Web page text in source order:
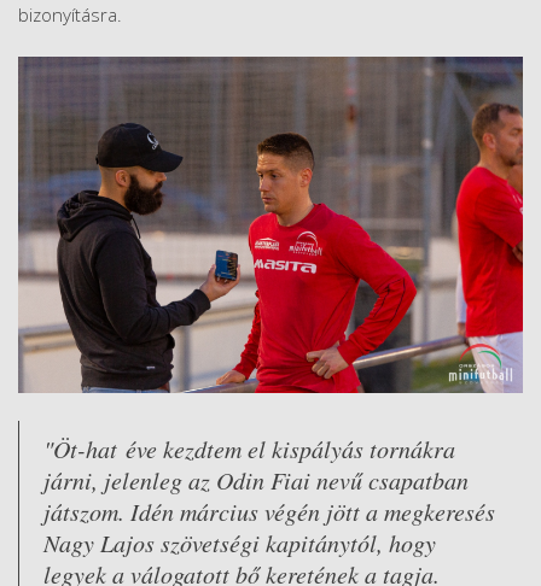
bizonyításra.
"Öt-hat éve kezdtem el kispályás tornákra
járni, jelenleg az Odin Fiai nevű csapatban
játszom. Idén március végén jött a megkeresés
Nagy Lajos szövetségi kapitánytól, hogy
legyek a válogatott bő keretének a tagja.